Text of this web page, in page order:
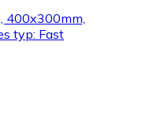
400x300mm,
typ: Fast